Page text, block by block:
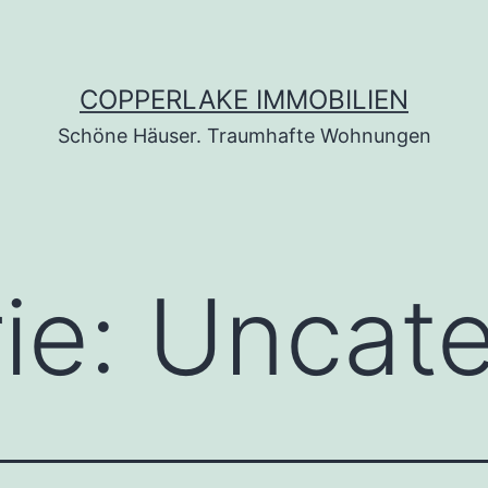
COPPERLAKE IMMOBILIEN
Schöne Häuser. Traumhafte Wohnungen